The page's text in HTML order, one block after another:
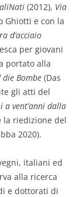
(2012), Via
Ghiotti e con la
d’acciaio
per giovani
portato alla
die Bombe (Das
gli atti del
a vent’anni dalla
la riedizione del
2020).
italiani ed
alla ricerca
e dottorati di